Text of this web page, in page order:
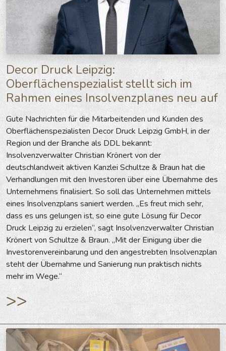
Decor Druck Leipzig:
Oberflächenspezialist stellt sich im
Rahmen eines Insolvenzplanes neu auf
Gute Nachrichten für die Mitarbeitenden und Kunden des
Oberflächenspezialisten Decor Druck Leipzig GmbH, in der
Region und der Branche als DDL bekannt:
Insolvenzverwalter Christian Krönert von der
deutschlandweit aktiven Kanzlei Schultze & Braun hat die
Verhandlungen mit den Investoren über eine Übernahme des
Unternehmens finalisiert. So soll das Unternehmen mittels
eines Insolvenzplans saniert werden. „Es freut mich sehr,
dass es uns gelungen ist, so eine gute Lösung für Decor
Druck Leipzig zu erzielen“, sagt Insolvenzverwalter Christian
Krönert von Schultze & Braun. „Mit der Einigung über die
Investorenvereinbarung und den angestrebten Insolvenzplan
steht der Übernahme und Sanierung nun praktisch nichts
mehr im Wege.“
>>